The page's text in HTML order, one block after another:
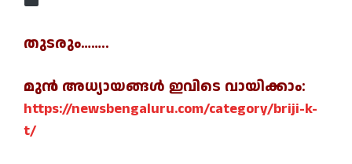
തുടരും……..
മുന്‍ അധ്യായങ്ങള്‍ ഇവിടെ വായിക്കാം:
https://newsbengaluru.com/category/briji-k-
t/